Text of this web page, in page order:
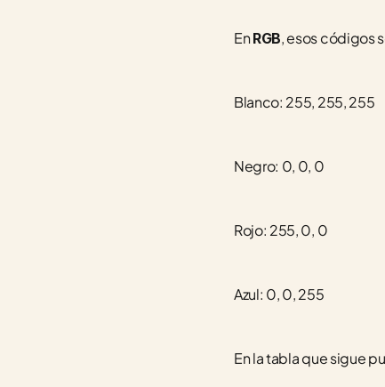
En RGB, esos códigos
Blanco: 255, 255, 255
Negro: 0, 0, 0
Rojo: 255, 0, 0
Azul: 0, 0, 255
En la tabla que sigue